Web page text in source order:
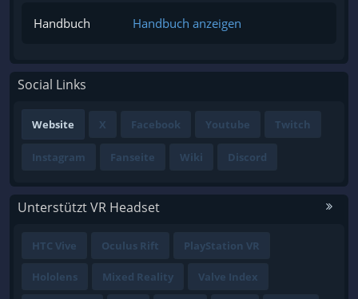
Handbuch Handbuch anzeigen
Social Links
Website X Facebook Youtube Twitch
Instagram Fanseite Wiki Discord
Unterstützt VR Headset
HTC Vive Oculus Rift PlayStation VR
Hololens Mixed Reality Valve Index